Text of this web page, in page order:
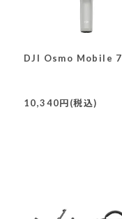
DJI Osmo Mobile 7
10,340円(税込)